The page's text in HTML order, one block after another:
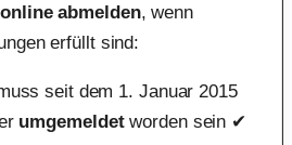
abmelden, wenn
erfüllt sind:
seit dem 1. Januar 2015
umgemeldetworden sein ✔︎